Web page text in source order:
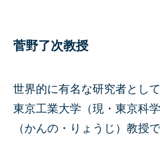
菅野了次教授
世界的に有名な研究者とし
東京工業大学（現・東京科
（かんの・りょうじ）教授